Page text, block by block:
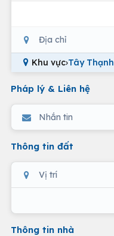
Địa chỉ
Khu vực›Tây Thạnh
Pháp lý & Liên hệ
Nhắn tin
Thông tin đất
Vị trí
Thông tin nhà